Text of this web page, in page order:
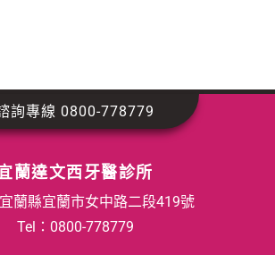
蘭達文西牙醫診所
蘭縣宜蘭市女中路二段419號
Tel： 0800-778779
詢專線 0800-778779